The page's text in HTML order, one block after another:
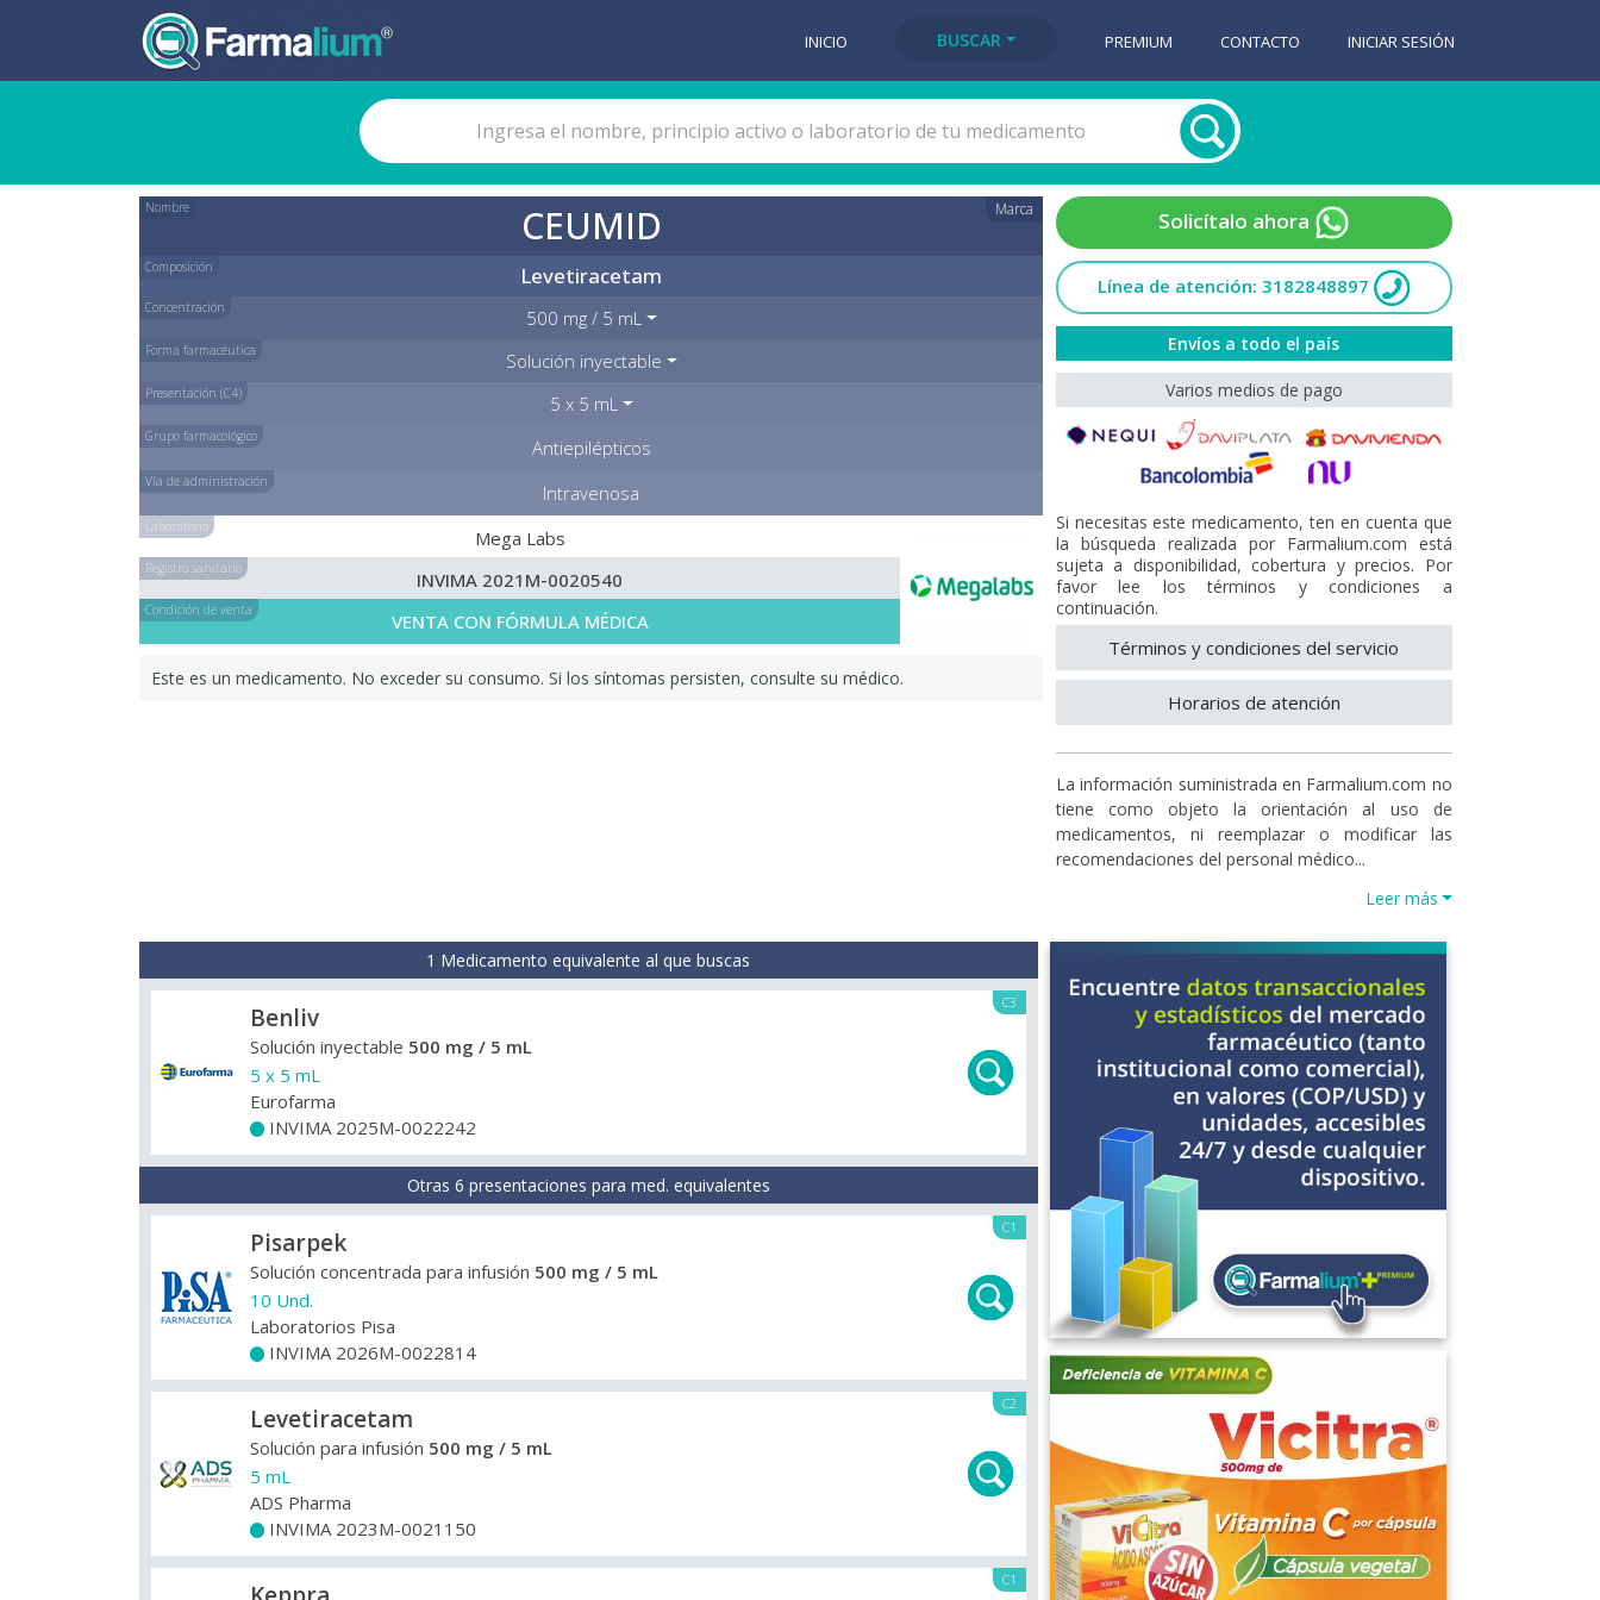
INICIO BUSCAR PREMIUM CONTACTO INICIAR SESIÓN
Nombre Marca
CEUMID
Composición Levetiracetam
Concentración 500 mg / 5 mL
Forma farmacéutica Solución inyectable
Presentación (C4) 5 x 5 mL
Grupo farmacológico Antiepilépticos
Vía de administración Intravenosa
Laboratorio Mega Labs
Registro sanitario INVIMA 2021M-0020540
Condición de venta VENTA CON FÓRMULA MÉDICA
Este es un medicamento. No exceder su consumo. Si los síntomas persisten, consulte su médico.
Solicítalo ahora
Línea de atención: 3182848897
Envíos a todo el país
Varios medios de pago
Si necesitas este medicamento, ten en cuenta que
la búsqueda realizada por Farmalium.com está
sujeta a disponibilidad, cobertura y precios. Por
favor lee los términos y condiciones a
continuación.
Términos y condiciones del servicio
Horarios de atención
La información suministrada en Farmalium.com no
tiene como objeto la orientación al uso de
medicamentos, ni reemplazar o modificar las
recomendaciones del personal médico...
Leer más
1 Medicamento equivalente al que buscas
C3
Benliv
Solución inyectable 500 mg / 5 mL
5 x 5 mL
Eurofarma
INVIMA 2025M-0022242
Otras 6 presentaciones para med. equivalentes
C1
Pisarpek
Solución concentrada para infusión 500 mg / 5 mL
10 Und.
Laboratorios Pisa
INVIMA 2026M-0022814
C2
Levetiracetam
Solución para infusión 500 mg / 5 mL
5 mL
ADS Pharma
INVIMA 2023M-0021150
C1